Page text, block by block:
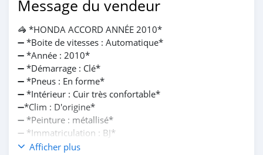
Message du vendeur
🦓 *HONDA ACCORD ANNÉE 2010*
➖ *Boite de vitesses : Automatique*
➖ *Année : 2010*
➖ *Démarrage : Clé*
➖ *Pneus : En forme*
➖ *Intérieur : Cuir très confortable*
➖*Clim : D'origine*
➖ *Peinture : métallisé*
➖ *Immatriculation : BJ*
➖*Pièces : A jours...*
Afficher plus